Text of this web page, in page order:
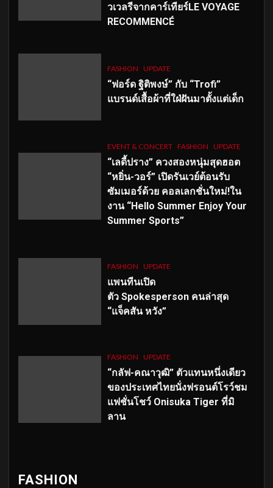
วเวลรีจากคาร์เทียร์LE VOYAGE
RECOMMENCÉ
FASHION UPDATE
“ฟอร์ด ฐิติพงษ์” กับ “Trofi”
แบรนด์เสื้อผ้าที่ใฝ่ฝันมาตั้งแต่เด็ก
EVENT & CONCERT FASHION UPDATE
“เลดี้ปราง” ควงสองหนุ่มสุดฮอต
“หยิ่น-วอร์” เปิดรันเวย์ต้อนรับ
ซัมเมอร์ด้วย คอลเลกชั่นใหม่!ใน
งาน “Hello Summer Enjoy Your
Summer Sports”
FASHION UPDATE
แพนทีนเปิด
ตัว Spokesperson คนล่าสุด
“แจ็คสัน หวัง”
FASHION UPDATE
“กลัฟ-คณาวุฒิ” ตัวแทนหนึ่งเดียว
ของประเทศไทยนั่งฟรอนต์โรว์ชม
แฟชั่นโชว์ Onisuka Tiger ที่มิ
ลาน
FASHION